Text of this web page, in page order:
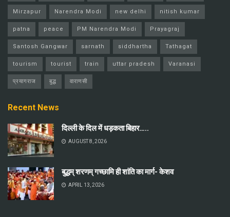
Mirzapur Narendra Modi new delhi nitish kumar
patna peace PM Narendra Modi Prayagraj
Santosh Gangwar sarnath siddhartha Tathagat
tourism tourist train uttar pradesh Varanasi
प्रयागराज बुद्ध वाराणसी
Recent News
दिल्ली के दिल में धड़कता बिहार…..
AUGUST 8, 2026
बुद्धम् शरणम् गच्छामि ही शांति का मार्ग- केशव
APRIL 13, 2026